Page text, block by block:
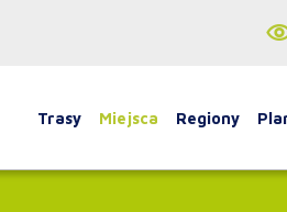
Trasy Miejsca Regiony